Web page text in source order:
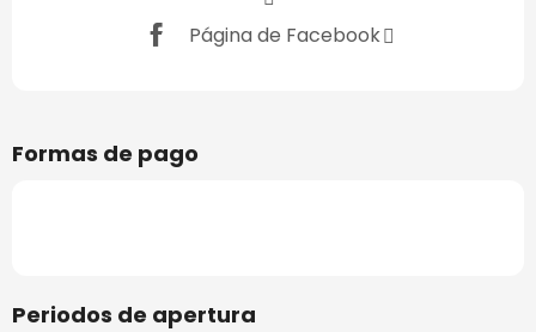
Página de Facebook
Formas de pago
Periodos de apertura